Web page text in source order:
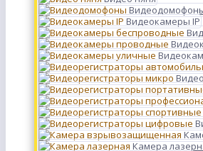
Видеокамеры IP
Камера